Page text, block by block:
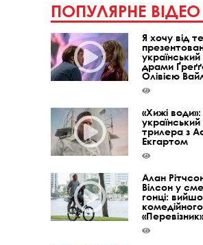
ПОПУЛЯРНЕ ВІДЕО
Я хочу від
драми
Олівією
«Хижі
трилера з
Екгартом
Алан
Вілсон у
гонці: